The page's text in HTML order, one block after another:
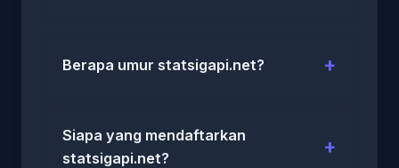
Berapa umur statsigapi.net?
Siapa yang mendaftarkan
statsigapi.net?